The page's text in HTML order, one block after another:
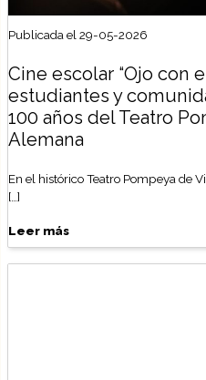
Publicada el 29-05-2026
Cine escolar “Ojo con
estudiantes y
100 años del Teatro
Alemana
En el histórico Teatro Pompeya de
[…]
Leer más